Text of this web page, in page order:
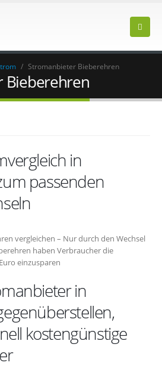
/ Stromanbieter Bieberehren
Bieberehren
in
passenden
vergleichen – Nur durch den Wechsel
haben Verbraucher die
einzusparen
in
kostengünstige